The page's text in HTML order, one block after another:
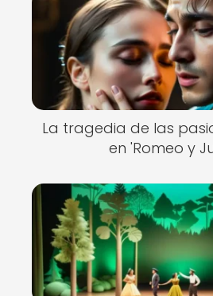
La tragedia de las
en 'Romeo y